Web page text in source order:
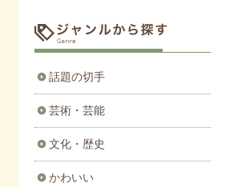
話題の切手
芸術・芸能
文化・歴史
かわいい